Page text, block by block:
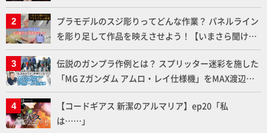
メラ永久保存化プロジェクト FINAL」
プラモデルのスジ彫りってどんな作業？ パネルライン
を彫り足して作品を映えさせよう！【いまさら聞けな
いプラモデルの基礎：スジ彫りとパネルライン】
伝説のガンプラ作例とは？ スプリッター迷彩を施した
「MG Zガンダム アムロ・レイ仕様機」をMAX渡辺が
ふたたび塗る!!【試し読み】
【コードギアス 新潔のアルマリア】ep20「私
は……」